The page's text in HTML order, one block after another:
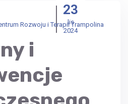
23
lis
2024
Rozwoju i Terapii Trampolina
i